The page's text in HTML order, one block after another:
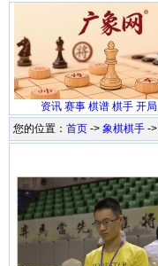
资讯 赛事 棋谱 棋手 开局
您的位置： 首页 -> 象棋棋手 ->